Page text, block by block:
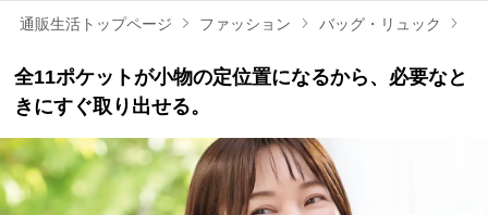
ュ
通販生活トップページ ファッション バッグ・リュック
全11ポケットが小物の定位置になるから、必要なと
きにすぐ取り出せる。